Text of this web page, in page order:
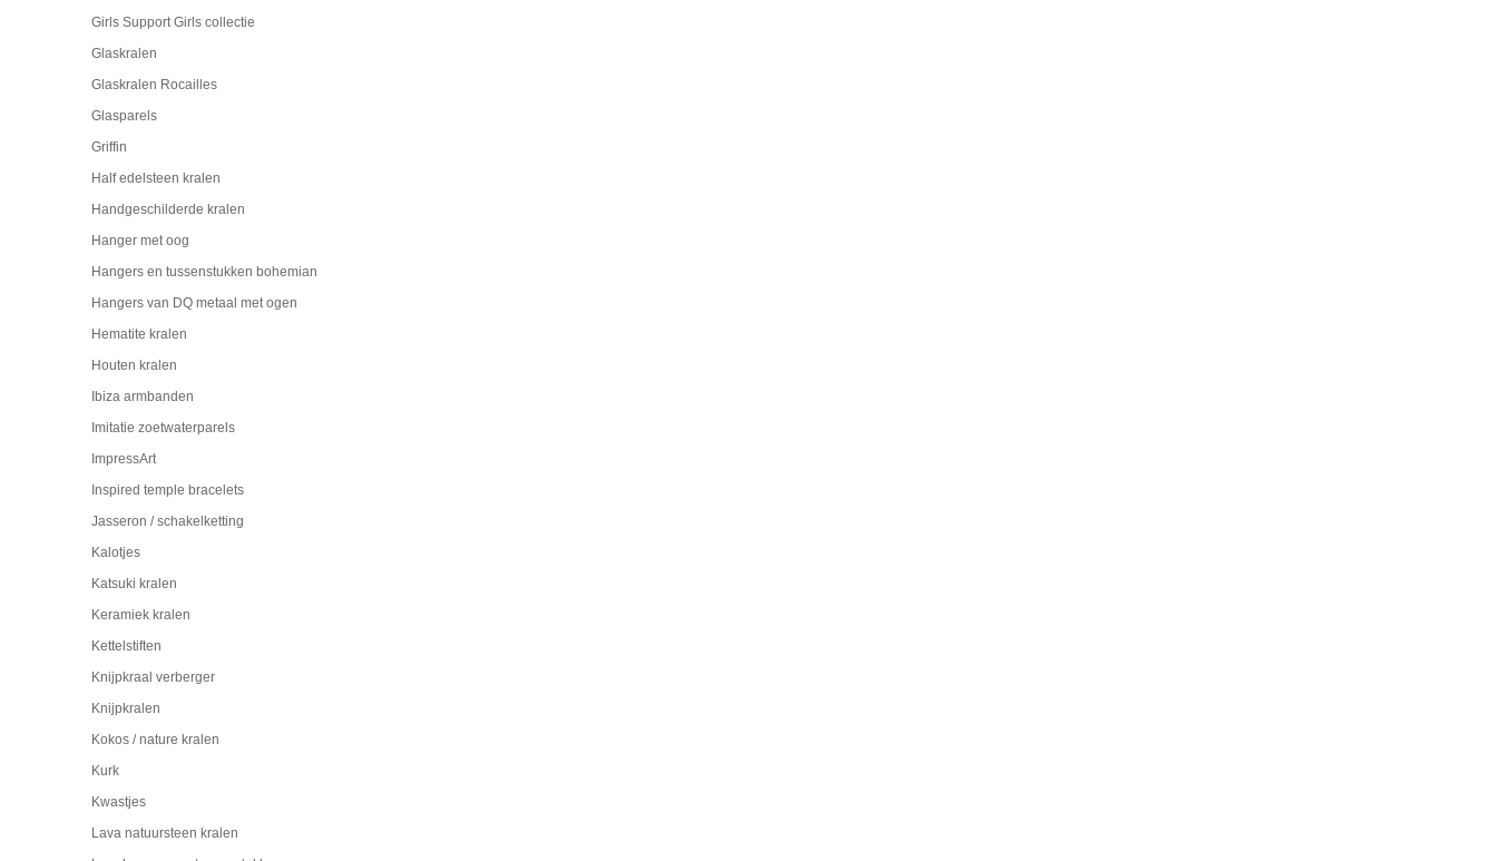
Girls Support Girls collectie
Glaskralen
Glaskralen Rocailles
Glasparels
Griffin
Half edelsteen kralen
Handgeschilderde kralen
Hanger met oog
Hangers en tussenstukken bohemian
Hangers van DQ metaal met ogen
Hematite kralen
Houten kralen
Ibiza armbanden
Imitatie zoetwaterparels
ImpressArt
Inspired temple bracelets
Jasseron / schakelketting
Kalotjes
Katsuki kralen
Keramiek kralen
Kettelstiften
Knijpkraal verberger
Knijpkralen
Kokos / nature kralen
Kurk
Kwastjes
Lava natuursteen kralen